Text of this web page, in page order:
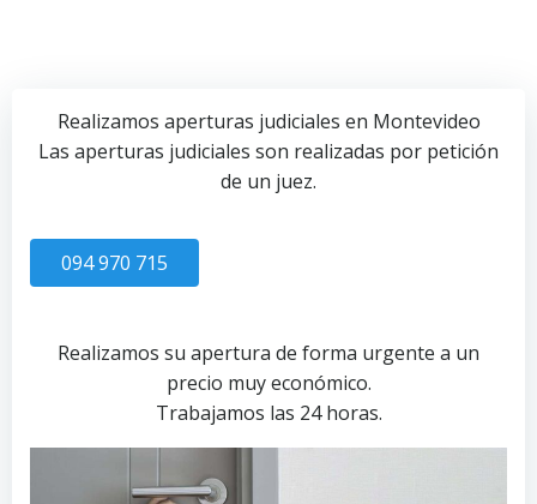
Realizamos aperturas judiciales en Montevideo
Las aperturas judiciales son realizadas por petición
de un juez.
094 970 715
Realizamos su apertura de forma urgente a un
precio muy económico.
Trabajamos las 24 horas.